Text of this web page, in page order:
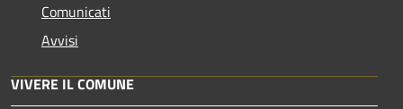
Comunicati
Avvisi
VIVERE IL COMUNE